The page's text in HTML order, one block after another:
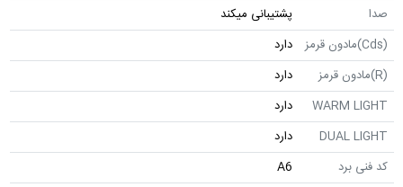
پشتیبانی میکند
دارد
دارد
WARM
دارد
دارد
A6